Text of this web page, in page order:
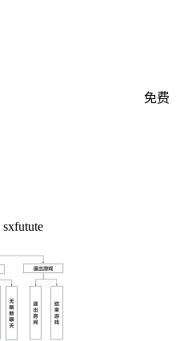
sxfutute
免费